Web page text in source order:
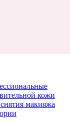
кожи
макияжа